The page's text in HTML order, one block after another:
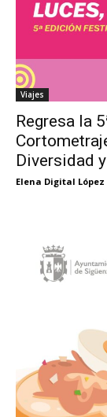
Viajes
Regresa la
Diversidad
Elena Digital López